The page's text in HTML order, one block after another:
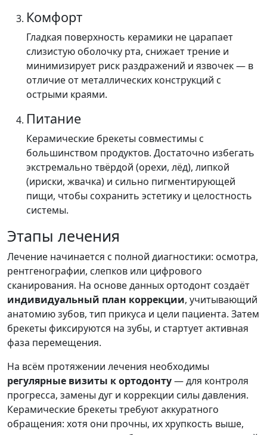
Комфорт
Гладкая поверхность керамики не царапает
слизистую оболочку рта, снижает трение и
минимизирует риск раздражений и язвочек — в
отличие от металлических конструкций с
острыми краями.
Питание
Керамические брекеты совместимы с
большинством продуктов. Достаточно избегать
экстремально твёрдой (орехи, лёд), липкой
(ириски, жвачка) и сильно пигментирующей
пищи, чтобы сохранить эстетику и целостность
системы.
Этапы лечения
Лечение начинается с полной диагностики: осмотра,
рентгенографии, слепков или цифрового
сканирования. На основе данных ортодонт создаёт
индивидуальный план коррекции, учитывающий
анатомию зубов, тип прикуса и цели пациента. Затем
брекеты фиксируются на зубы, и стартует активная
фаза перемещения.
На всём протяжении лечения необходимы
регулярные визиты к ортодонту— для контроля
прогресса, замены дуг и коррекции силы давления.
Керамические брекеты требуют аккуратного
обращения: хотя они прочны, их хрупкость выше,